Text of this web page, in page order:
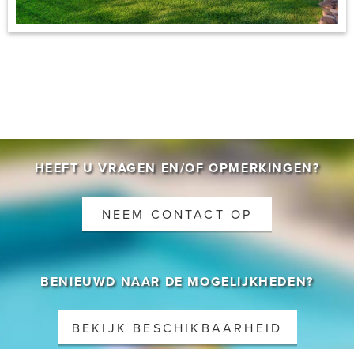
CONTACT
HEEFT U VRAGEN EN/OF OPMERKINGEN?
NEEM CONTACT OP
BENIEUWD NAAR DE MOGELIJKHEDEN?
BEKIJK BESCHIKBAARHEID